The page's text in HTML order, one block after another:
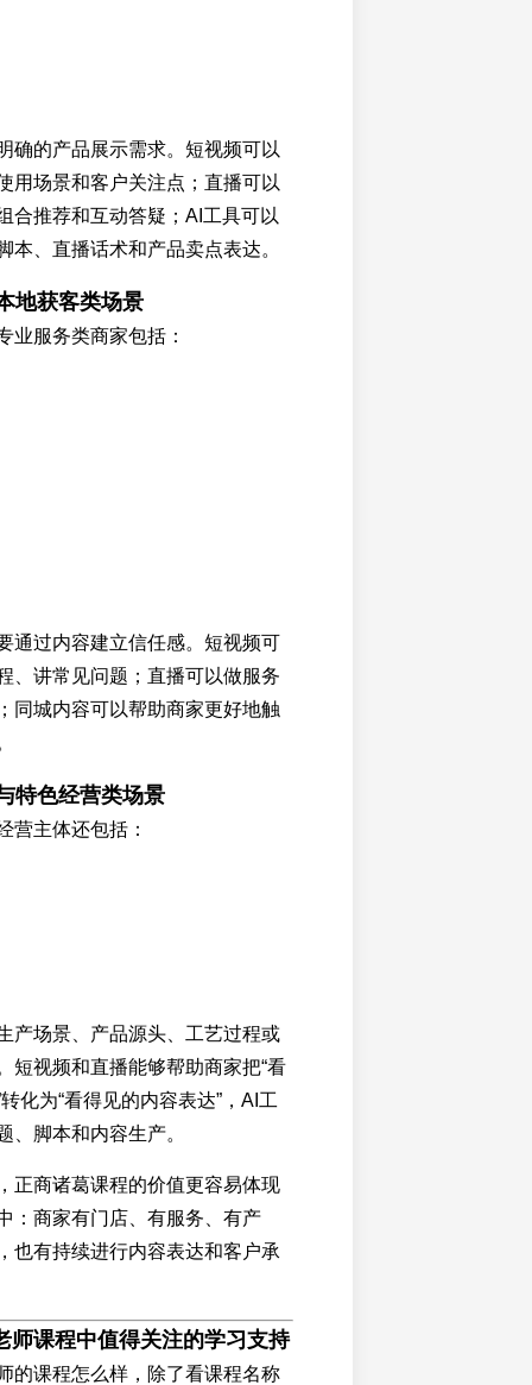
确的产品展示需求。短视频可以
用场景和客户关注点；直播可以
合推荐和互动答疑；AI工具可以
本、直播话术和产品卖点表达。
地获客类场景
业服务类商家包括：
通过内容建立信任感。短视频可
、讲常见问题；直播可以做服务
同城内容可以帮助商家更好地触
特色经营类场景
营主体还包括：
产场景、产品源头、工艺过程或
短视频和直播能够帮助商家把“看
化为“看得见的内容表达”，AI工
、脚本和内容生产。
正商诸葛课程的价值更容易体现
：商家有门店、有服务、有产
也有持续进行内容表达和客户承
师课程中值得关注的学习支持
的课程怎么样，除了看课程名称